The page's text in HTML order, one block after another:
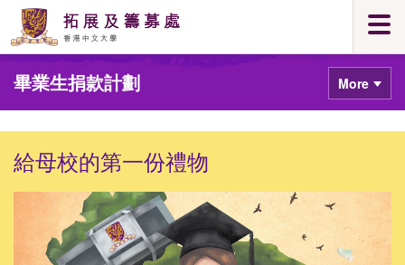
Skip
main
content
畢業生捐款計劃 More
給母校的第一份禮物